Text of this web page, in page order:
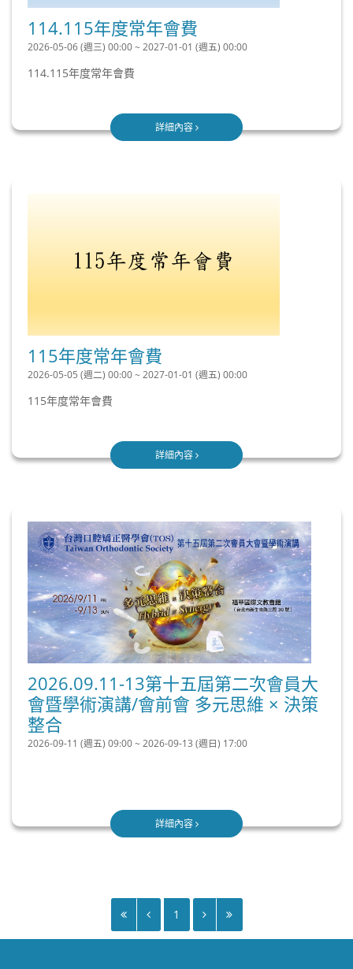
114.115年度常年會費
2026-05-06 (週三) 00:00 ~ 2027-01-01 (週五) 00:00
114.115年度常年會費
詳細內容
115年度常年會費
2026-05-05 (週二) 00:00 ~ 2027-01-01 (週五) 00:00
115年度常年會費
詳細內容
2026.09.11-13第十五屆第二次會員大
會暨學術演講/會前會 多元思維 × 決策
整合
2026-09-11 (週五) 09:00 ~ 2026-09-13 (週日) 17:00
詳細內容
1